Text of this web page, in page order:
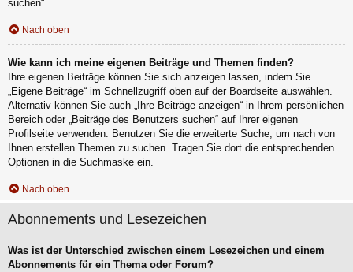
suchen“.
Nach oben
Wie kann ich meine eigenen Beiträge und Themen finden?
Ihre eigenen Beiträge können Sie sich anzeigen lassen, indem Sie
„Eigene Beiträge“ im Schnellzugriff oben auf der Boardseite auswählen.
Alternativ können Sie auch „Ihre Beiträge anzeigen“ in Ihrem persönlichen
Bereich oder „Beiträge des Benutzers suchen“ auf Ihrer eigenen
Profilseite verwenden. Benutzen Sie die erweiterte Suche, um nach von
Ihnen erstellen Themen zu suchen. Tragen Sie dort die entsprechenden
Optionen in die Suchmaske ein.
Nach oben
Abonnements und Lesezeichen
Was ist der Unterschied zwischen einem Lesezeichen und einem
Abonnements für ein Thema oder Forum?